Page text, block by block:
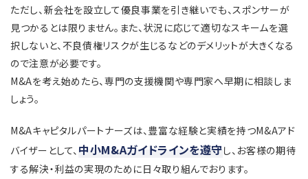
ただし、新会社を設立して優良事業を引き継いでも、スポンサーが
見つかるとは限りません。また、状況に応じて適切なスキームを選
択しないと、不良債権リスクが生じるなどのデメリットが大きくなる
ので注意が必要です。
M&Aを考え始めたら、専門の支援機関や専門家へ早期に相談しま
しょう。
M&Aキャピタルパートナーズは、豊富な経験と実績を持つM&Aアド
バイザーとして、 中小M&Aガイドラインを遵守し、お客様の期待
する解決・利益の実現のために日々取り組んでおります。